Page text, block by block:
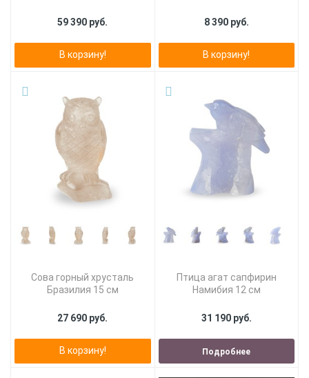
59 390 руб.
В корзину!
8 390 руб.
В корзину!
Сова горный хрусталь
Бразилия 15 см
27 690 руб.
В корзину!
Птица агат сапфирин
Намибия 12 см
31 190 руб.
Подробнее